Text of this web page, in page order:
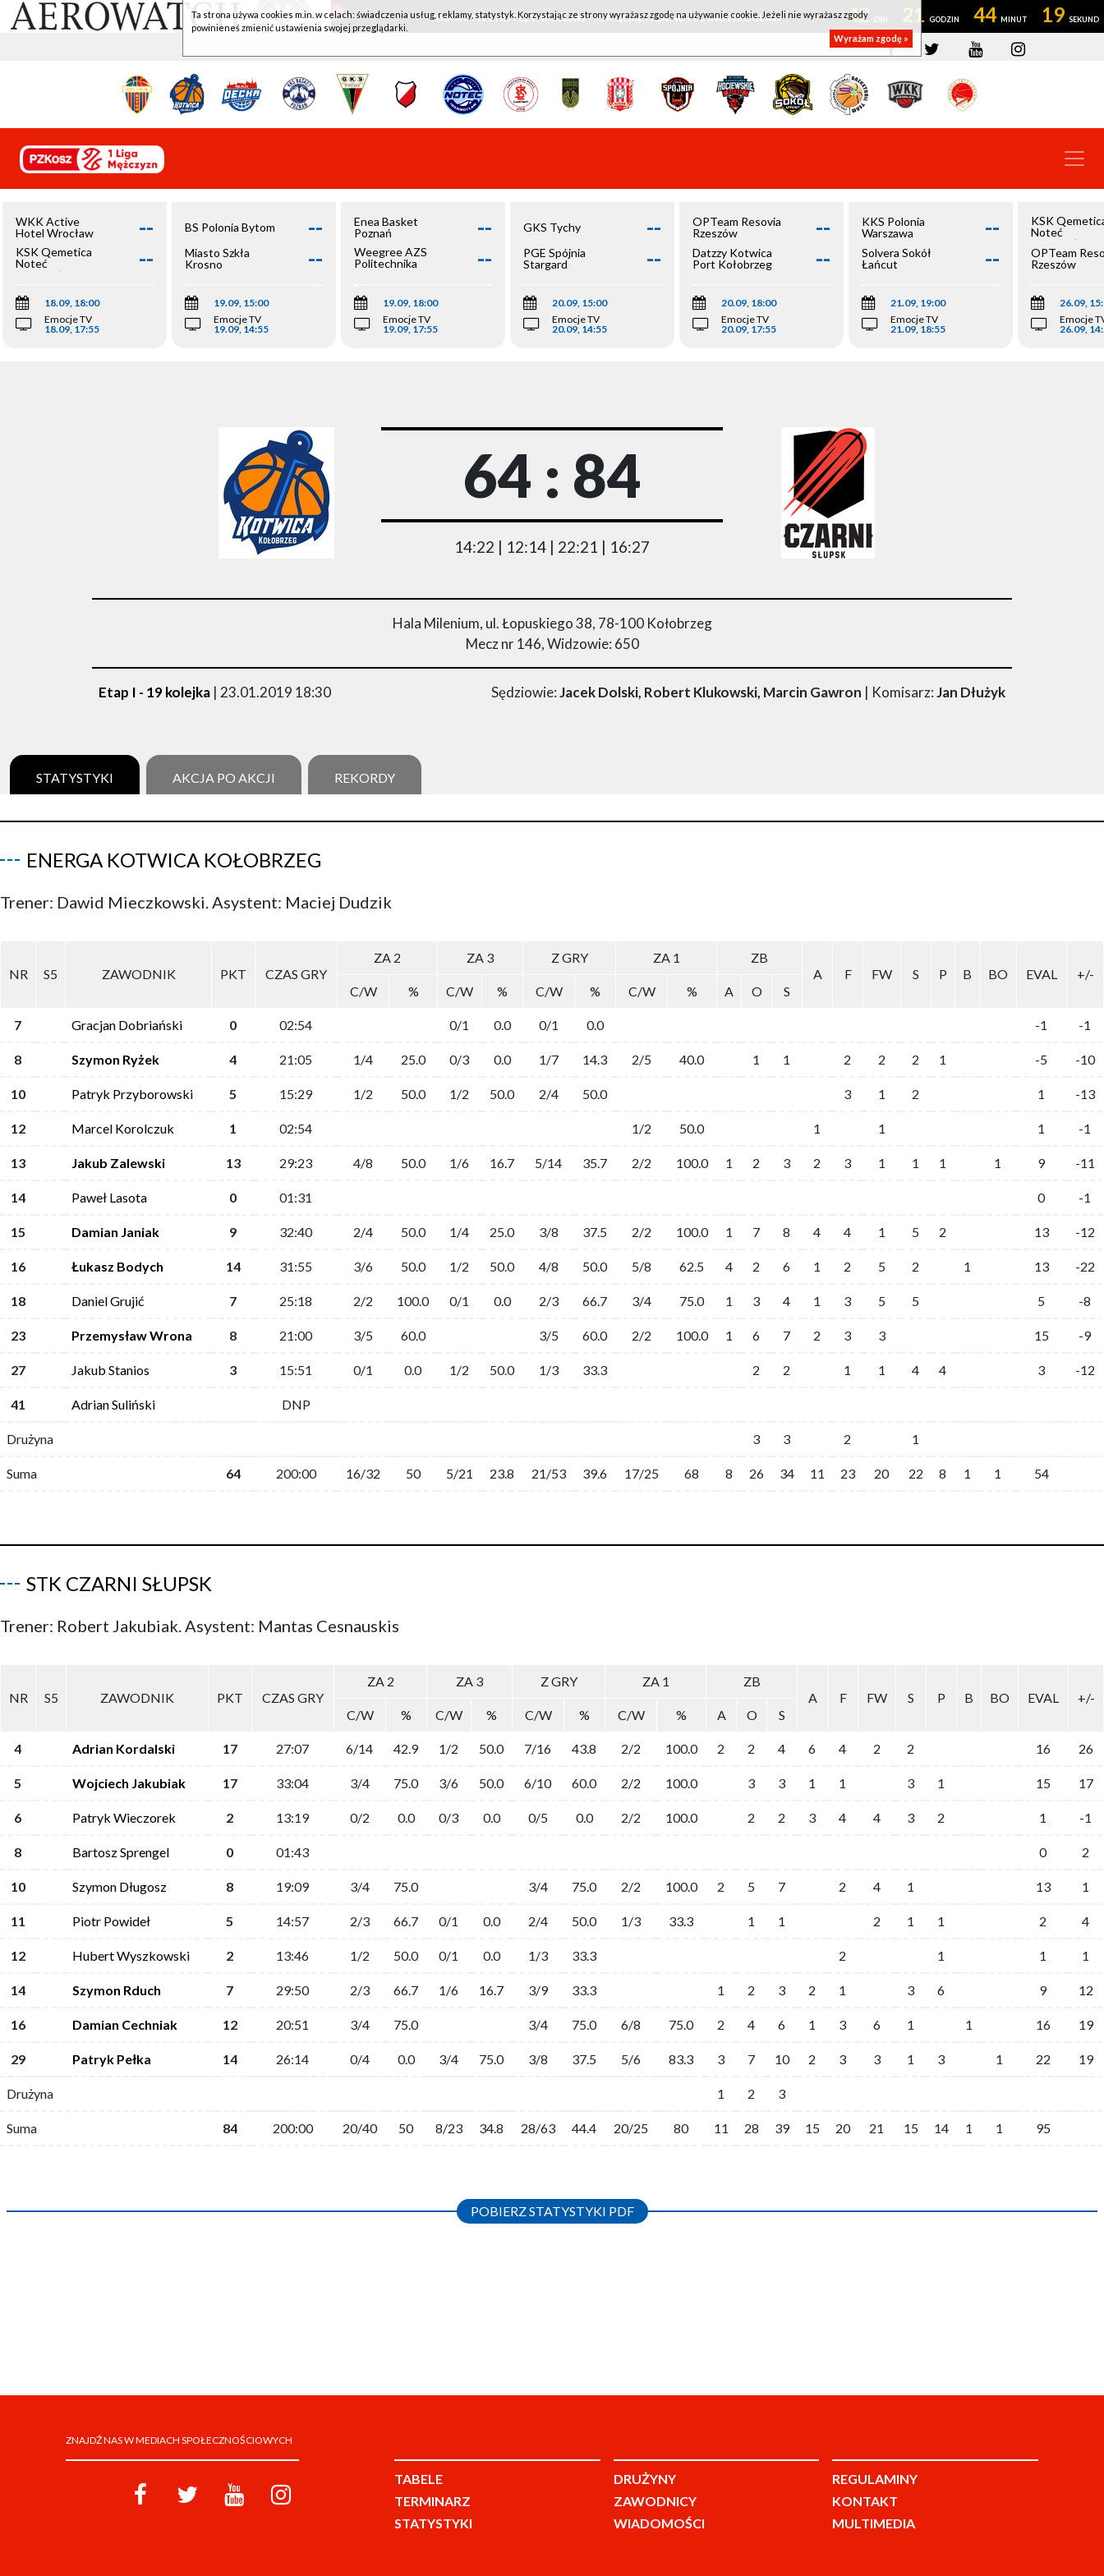
WKK ACTIVE HOTEL WROCŁAW - KSK QEMETICA NOTEĆ INOWROCŁAW 42 21 44 19
WKK Active
Hotel Wrocław
--
KSK Qemetica
Noteć
Inowrocław
--
18.09, 18:00
Emocje TV
18.09, 17:55
BS Polonia Bytom --
Miasto Szkła
Krosno
--
19.09, 15:00
Emocje TV
19.09, 14:55
Enea Basket
Poznań
--
Weegree AZS
Politechnika
--
19.09, 18:00
Emocje TV
19.09, 17:55
GKS Tychy --
PGE Spójnia
Stargard
--
20.09, 15:00
Emocje TV
20.09, 14:55
OPTeam Resovia
Rzeszów
--
Datzzy Kotwica
Port Kołobrzeg
--
20.09, 18:00
Emocje TV
20.09, 17:55
KKS Polonia
Warszawa
--
Solvera Sokół
Łańcut
--
21.09, 19:00
Emocje TV
21.09, 18:55
KSK
Noteć
Inowrocław
OPTeam
Rzeszów
26.09,
Emocje
26.09,
64 : 84
14:22 | 12:14 | 22:21 | 16:27
Hala Milenium, ul. Łopuskiego 38, 78-100 Kołobrzeg
Mecz nr 146, Widzowie: 650
Etap I - 19 kolejka | 23.01.2019 18:30 Sędziowie:Jacek Dolski, Robert Klukowski, Marcin Gawron | Komisarz:Jan Dłużyk
STATYSTYKI AKCJA PO AKCJI REKORDY
ENERGA KOTWICA KOŁOBRZEG
Trener: Dawid Mieczkowski. Asystent: Maciej Dudzik
NR S5 ZAWODNIK PKT CZAS GRY
ZA 2 ZA 3 Z GRY ZA 1
ZB
A
F FW S P B BO EVAL
+/-
C/W
% C/W % C/W % C/W % A O S
7 Gracjan Dobriański 0 02:54 0/1 0.0 0/1 0.0 -1 -1
8 Szymon Ryżek 4 21:05 1/4 25.0 0/3 0.0 1/7 14.3 2/5 40.0 1 1 2 2 2 1 -5 -10
10 Patryk Przyborowski 5 15:29 1/2 50.0 1/2 50.0 2/4 50.0 3 1 2 1 -13
12 Marcel Korolczuk 1 02:54 1/2 50.0 1 1 1 -1
13 Jakub Zalewski 13 29:23 4/8 50.0 1/6 16.7 5/14 35.7 2/2 100.0 1 2 3 2 3 1 1 1 1 9 -11
14 Paweł Lasota 0 01:31 0 -1
15 Damian Janiak 9 32:40 2/4 50.0 1/4 25.0 3/8 37.5 2/2 100.0 1 7 8 4 4 1 5 2 13 -12
16 Łukasz Bodych 14 31:55 3/6 50.0 1/2 50.0 4/8 50.0 5/8 62.5 4 2 6 1 2 5 2 1 13 -22
18 Daniel Grujić 7 25:18 2/2 100.0 0/1 0.0 2/3 66.7 3/4 75.0 1 3 4 1 3 5 5 5 -8
23 Przemysław Wrona 8 21:00 3/5 60.0 3/5 60.0 2/2 100.0 1 6 7 2 3 3 15 -9
27 Jakub Stanios 3 15:51 0/1 0.0 1/2 50.0 1/3 33.3 2 2 1 1 4 4 3 -12
41 Adrian Suliński DNP
Drużyna 3 3 2 1
Suma 64 200:00 16/32 50 5/21 23.8 21/53 39.6 17/25 68 8 26 34 11 23 20 22 8 1 1 54
STK CZARNI SŁUPSK
Trener: Robert Jakubiak. Asystent: Mantas Cesnauskis
NR S5 ZAWODNIK PKT CZAS GRY
ZA 2 ZA 3 Z GRY ZA 1
ZB
A
F FW S P B BO EVAL
+/-
C/W
% C/W % C/W % C/W % A O S
4 Adrian Kordalski 17 27:07 6/14 42.9 1/2 50.0 7/16 43.8 2/2 100.0 2 2 4 6 4 2 2 16 26
5 Wojciech Jakubiak 17 33:04 3/4 75.0 3/6 50.0 6/10 60.0 2/2 100.0 3 3 1 1 3 1 15 17
6 Patryk Wieczorek 2 13:19 0/2 0.0 0/3 0.0 0/5 0.0 2/2 100.0 2 2 3 4 4 3 2 1 -1
8 Bartosz Sprengel 0 01:43 0 2
10 Szymon Długosz 8 19:09 3/4 75.0 3/4 75.0 2/2 100.0 2 5 7 2 4 1 13 1
11 Piotr Powideł 5 14:57 2/3 66.7 0/1 0.0 2/4 50.0 1/3 33.3 1 1 2 1 1 2 4
12 Hubert Wyszkowski 2 13:46 1/2 50.0 0/1 0.0 1/3 33.3 2 1 1 1
14 Szymon Rduch 7 29:50 2/3 66.7 1/6 16.7 3/9 33.3 1 2 3 2 1 3 6 9 12
16 Damian Cechniak 12 20:51 3/4 75.0 3/4 75.0 6/8 75.0 2 4 6 1 3 6 1 1 16 19
29 Patryk Pełka 14 26:14 0/4 0.0 3/4 75.0 3/8 37.5 5/6 83.3 3 7 10 2 3 3 1 3 1 22 19
Drużyna 1 2 3
Suma 84 200:00 20/40 50 8/23 34.8 28/63 44.4 20/25 80 11 28 39 15 20 21 15 14 1 1 95
POBIERZ STATYSTYKI PDF
ZNAJDŹ NAS W MEDIACH SPOŁECZNOŚCIOWYCH
TABELE
TERMINARZ
STATYSTYKI
DRUŻYNY
ZAWODNICY
WIADOMOŚCI
REGULAMINY
KONTAKT
MULTIMEDIA
Ta strona używa cookies m.in. w celach: świadczenia usług, reklamy, statystyk. Korzystając ze strony wyrażasz zgodę na używanie cookie. Jeżeli nie wyrażasz zgody
powinieneś zmienić ustawienia swojej przeglądarki.
Wyrażam zgodę »